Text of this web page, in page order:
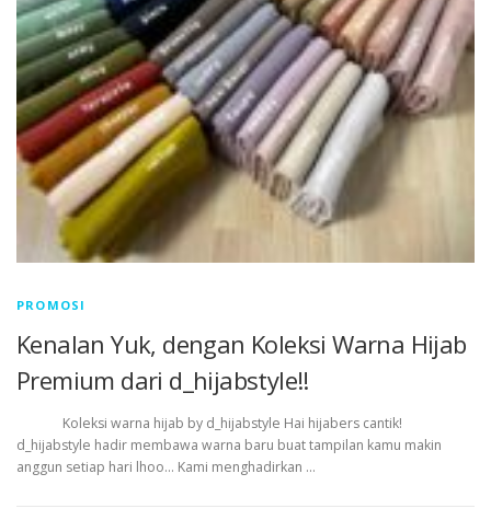
PROMOSI
Kenalan Yuk, dengan Koleksi Warna Hijab
Premium dari d_hijabstyle!!
Koleksi warna hijab by d_hijabstyle Hai hijabers cantik!
d_hijabstyle hadir membawa warna baru buat tampilan kamu makin
anggun setiap hari lhoo… Kami menghadirkan …